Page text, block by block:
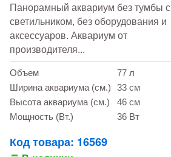
Панорамный аквариум без тумбы с
светильником, без оборудования и
аксессуаров. Аквариум от
производителя...
Объем
77 л
Ширина аквариума (см.)
33 см
Высота аквариума (см.)
46 см
Мощность (Вт.)
36 Вт
Код товара: 16569